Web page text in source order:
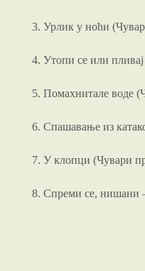
3. Урлик у ноћи
4. Утопи се или
5. Помахнитале воде
6. Спашавање из
7. У клопци (Чувари
8. Спреми се, нишани